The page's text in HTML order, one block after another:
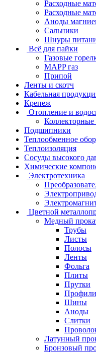
Расходные
Расходные
Аноды
Сальники
Шнуры
Всё для пайки
Газовые
MAPP газ
Припой
Ленты и скотч
Кабельная
Крепеж
Отопление и
Подшипники
Теплообменное
Теплоизоляция
Сосуды высокого
Химические
Электротехника
Цветной
Медный
Трубы
Листы
Полосы
Ленты
Фольга
Плиты
Прутки
Профили
Шины
Аноды
Слитки
Латунный
Бронзовый